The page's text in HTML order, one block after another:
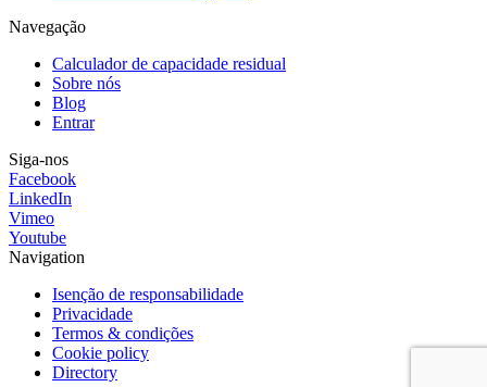
Navegação
Calculador de capacidade residual
Sobre nós
Blog
Entrar
Siga-nos
Facebook
LinkedIn
Vimeo
Youtube
Navigation
Isenção de responsabilidade
Privacidade
Termos & condições
Cookie policy
Directory